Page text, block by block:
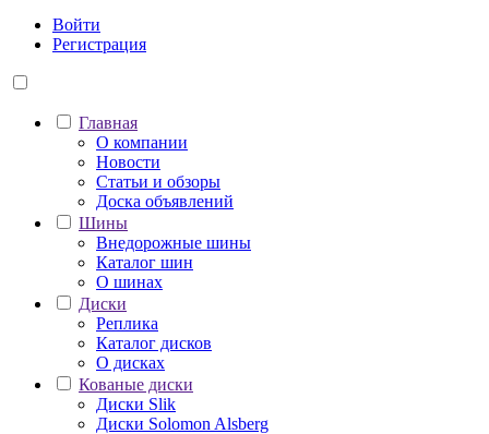
Войти
Регистрация
Главная
О компании
Новости
Статьи и обзоры
Доска объявлений
Шины
Внедорожные шины
Каталог шин
О шинах
Диски
Реплика
Каталог дисков
О дисках
Кованые диски
Диски Slik
Диски Solomon Alsberg